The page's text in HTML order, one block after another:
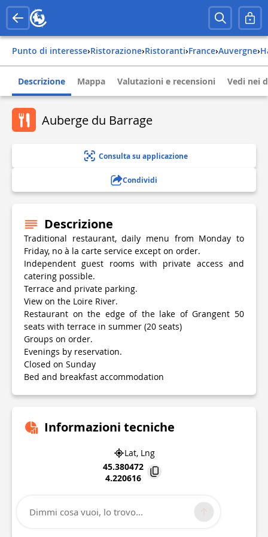
Punto di interesse› Ristorazione› Ristoranti› france› auvergne›
Descrizione Mappa Valutazioni e recensioni Vedi nei
Auberge du Barrage
Consulta su applicazione
Condividi
Descrizione
Traditional restaurant, daily menu from Monday to
Friday, no à la carte service except on order.
Independent guest rooms with private access and
catering possible.
Terrace and private parking.
View on the Loire River.
Restaurant on the edge of the lake of Grangent 50
seats with terrace in summer (20 seats)
Groups on order.
Evenings by reservation.
Closed on Sunday
Bed and breakfast accommodation
Informazioni tecniche
Lat, Lng
45.380472
4.220616
43110
Aurec-sur-Loire
14/03/2026
Dimmi cosa vuoi, lo trovo...